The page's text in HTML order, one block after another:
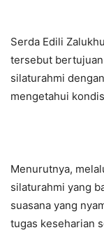
Serda Edili
tersebut
silaturahmi
mengetahui
Menurutnya,
silaturahmi yang
suasana yang
tugas keseharian